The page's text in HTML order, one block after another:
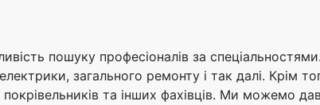
пошуку професіоналів за
загального ремонту і так далі. Крім
покрівельників та інших фахівців. Ми можемо